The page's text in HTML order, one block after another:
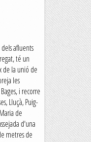
afluents
té un
de la unió de
les
i recorre
Lluçà, Puig-
de
d'una
metres de